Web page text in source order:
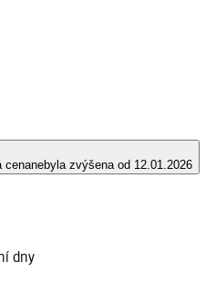
cenanebyla zvýšena od 12.01.2026
dny